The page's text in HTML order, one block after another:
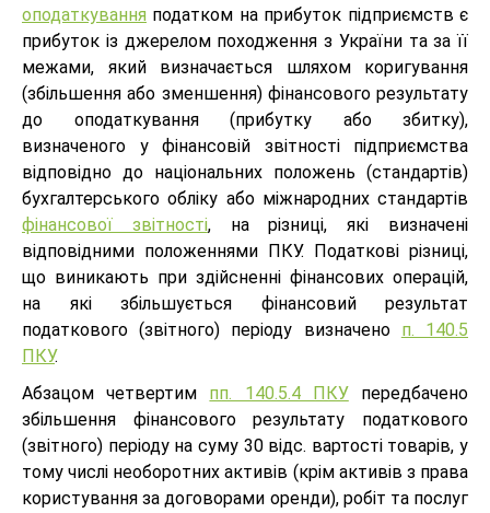
оподаткування податком на прибуток підприємств є
прибуток із джерелом походження з України та за її
межами, який визначається шляхом коригування
(збільшення або зменшення) фінансового результату
до оподаткування (прибутку або збитку),
визначеного у фінансовій звітності підприємства
відповідно до національних положень (стандартів)
бухгалтерського обліку або міжнародних стандартів
фінансової звітності, на різниці, які визначені
відповідними положеннями ПКУ. Податкові різниці,
що виникають при здійсненні фінансових операцій,
на які збільшується фінансовий результат
податкового (звітного) періоду визначено п. 140.5
ПКУ.
Абзацом четвертим пп. 140.5.4 ПКУпередбачено
збільшення фінансового результату податкового
(звітного) періоду на суму 30 відс. вартості товарів, у
тому числі необоротних активів (крім активів з права
користування за договорами оренди), робіт та послуг